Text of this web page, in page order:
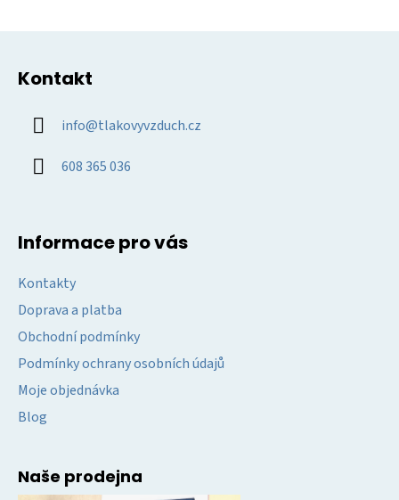
Kontakt
info@tlakovyvzduch.cz
608 365 036
Informace pro vás
Kontakty
Doprava a platba
Obchodní podmínky
Podmínky ochrany osobních údajů
Moje objednávka
Blog
Naše prodejna